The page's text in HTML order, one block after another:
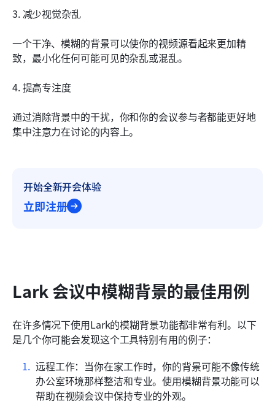
3. 减少视觉杂乱
一个干净、模糊的背景可以使你的视频源看起来更加精
致，最小化任何可能可见的杂乱或混乱。
4. 提高专注度
通过消除背景中的干扰，你和你的会议参与者都能更好地
集中注意力在讨论的内容上。
开始全新开会体验
立即注册
Lark 会议中模糊背景的最佳用例
在许多情况下使用Lark的模糊背景功能都非常有利。以下
是几个你可能会发现这个工具特别有用的例子：
远程工作：当你在家工作时，你的背景可能不像传统
办公室环境那样整洁和专业。使用模糊背景功能可以
帮助在视频会议中保持专业的外观。